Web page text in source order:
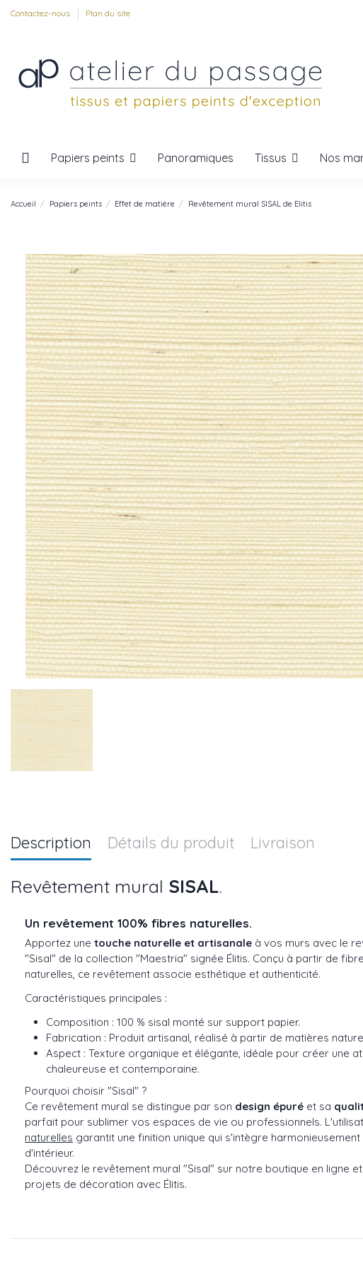
Contactez-nous Plan du site
Papiers peints Panoramiques Tissus Nos
Accueil Papiers peints Effet de matière Revêtement mural SISAL de Elitis
Description Détails du produit Livraison
Revêtement mural SISAL.
Un revêtement 100% fibres naturelles.
Apportez une touche naturelle et artisanale à vos murs avec le
"Sisal" de la collection "Maestria" signée Élitis. Conçu à partir de
naturelles, ce revêtement associe esthétique et authenticité.
Caractéristiques principales :
Composition : 100 % sisal monté sur support papier.
Fabrication : Produit artisanal, réalisé à partir de matières
Aspect : Texture organique et élégante, idéale pour créer une
chaleureuse et contemporaine.
Pourquoi choisir "Sisal" ?
Ce revêtement mural se distingue par son design épuré et sa
parfait pour sublimer vos espaces de vie ou professionnels.
naturelles garantit une finition unique qui s'intègre
d'intérieur.
Découvrez le revêtement mural "Sisal" sur notre boutique en ligne
projets de décoration avec Élitis.